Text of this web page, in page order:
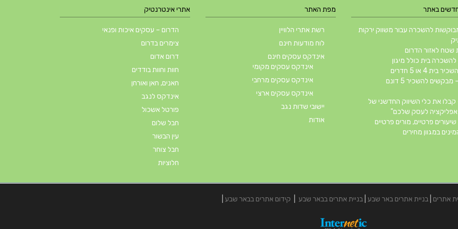
אתרי אינטרנטיק
הדרום – עסקים איכות ופנאי
צימרים בדרום
דרום אדום
חוות וחוות בודדים
חאנים, חאן ואורחן
אינדקס לנגב
פורטל אשכול
חבל שלום
עין הבשור
חבל צוחר
חלוציות
מפת האתר
רשת אתרי הלוויין
לוח מודעות חינם
אינדקס עסקים חינם
אינדקס עסקים מקומי
אינדקס עסקים מרחבי
אינדקס עסקים ארצי
יישובי שדות נגב
אודות
באתר
להשכרה עבור משווק ירקות
שטח לאזור הדרום
בית כולל מיגון
4 או 5 חדרים
מבקשים להשכיר 5 דונם
את כלי השיווק החדשני של
שיעורים פרטיים, מורים פרטיים
במגוון מחירים
אתרים בניית אתרים באר שבע בניית אתרים בבאר שבע קידום אתרים בבאר שבע